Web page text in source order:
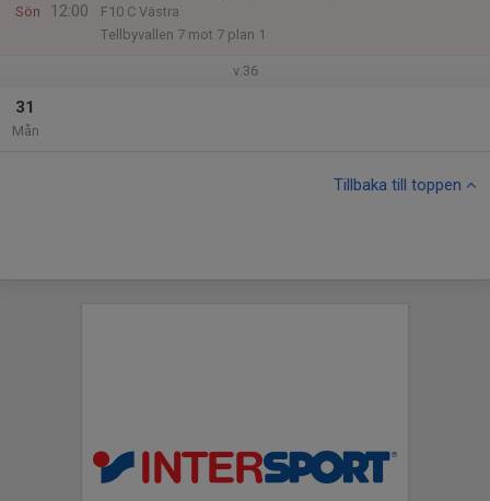
Sön
12:00
F10 C Västra
Tellbyvallen 7 mot 7 plan 1
v.36
31
Mån
Tillbaka till toppen